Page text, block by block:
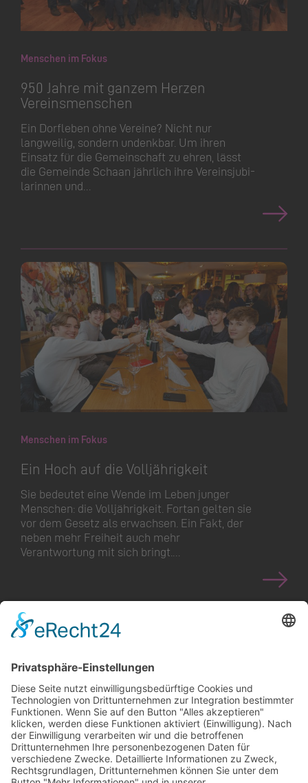
Menschen im Fokus
950 Jahre mit ganzem Herzen
Vereinsmenschen
Ein Dorfleben ohne Vereine? Nicht nur
langweilig, sondern undenkbar. Um ihren
Einsatz für die Gemeinschaft zu ehren, lässt
die Gemeinde Schaan jährlich ihre Vereinsju­bi­
larinnen und…
Menschen im Fokus
Ein Hoch auf die Volljährigkeit
Sie bedeutet eine Wende im Leben junger
Menschen: die Volljährigkeit. Fortan gelten sie
vor dem Gesetz als erwachsen. Ein Fakt, der
neben mehr Freiheit auch mehr
Verantwortung mit sich bringt.…
< >